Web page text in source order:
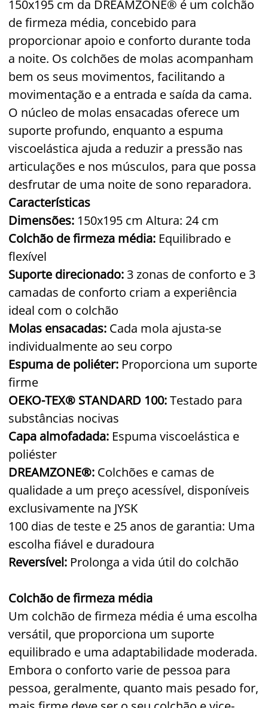
150x195 cm da DREAMZONE® é um colchão
de firmeza média, concebido para
proporcionar apoio e conforto durante toda
a noite. Os colchões de molas acompanham
bem os seus movimentos, facilitando a
movimentação e a entrada e saída da cama.
O núcleo de molas ensacadas oferece um
suporte profundo, enquanto a espuma
viscoelástica ajuda a reduzir a pressão nas
articulações e nos músculos, para que possa
desfrutar de uma noite de sono reparadora.
Características
Dimensões: 150x195 cm Altura: 24 cm
Colchão de firmeza média: Equilibrado e
flexível
Suporte direcionado:3 zonas de conforto e 3
camadas de conforto criam a experiência
ideal com o colchão
Molas ensacadas: Cada mola ajusta-se
individualmente ao seu corpo
Espuma de poliéter: Proporciona um suporte
firme
OEKO-TEX® STANDARD 100:Testado para
substâncias nocivas
Capa almofadada: Espuma viscoelástica e
poliéster
DREAMZONE®: Colchões e camas de
qualidade a um preço acessível, disponíveis
exclusivamente na JYSK
100 dias de teste e 25 anos de garantia: Uma
escolha fiável e duradoura
Reversível: Prolonga a vida útil do colchão
Colchão de firmeza média
Um colchão de firmeza média é uma escolha
versátil, que proporciona um suporte
equilibrado e uma adaptabilidade moderada.
Embora o conforto varie de pessoa para
pessoa, geralmente, quanto mais pesado for,